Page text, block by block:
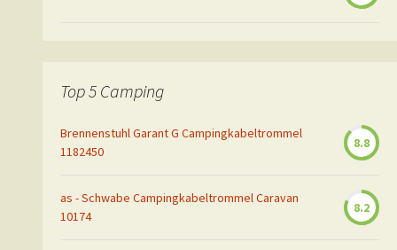
Top 5 Camping
Brennenstuhl Garant G Campingkabeltrommel
1182450
8.8
as - Schwabe Campingkabeltrommel Caravan
10174
8.2